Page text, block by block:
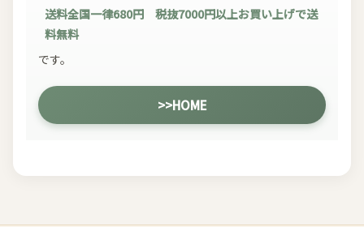
送料全国一律680円 税抜7000円以上お買い上げで送
料無料
です。
>>HOME